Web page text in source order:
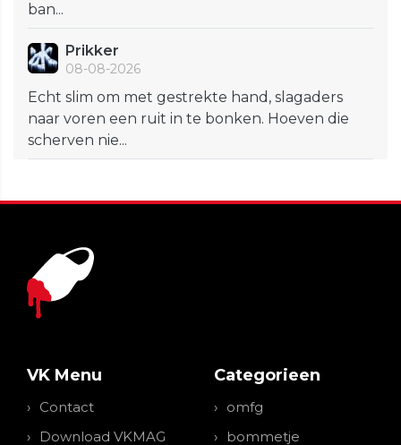
ban...
Prikker
08-08-2026
Echt slim om met gestrekte hand, slagaders
naar voren een ruit in te bonken. Hoeven die
scherven nie...
VK Menu
Contact
Download VKMAG
Categorieen
omfg
bommetje